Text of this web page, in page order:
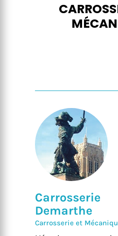
Carrosserie
Demarthe
Carrosserie et